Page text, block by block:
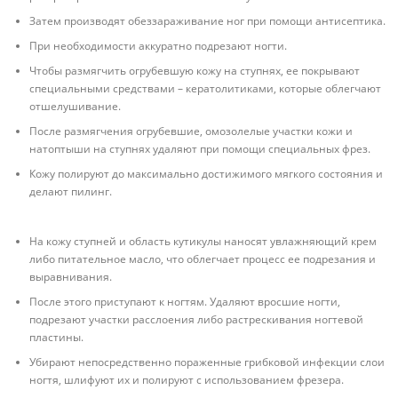
Затем производят обеззараживание ног при помощи антисептика.
При необходимости аккуратно подрезают ногти.
Чтобы размягчить огрубевшую кожу на ступнях, ее покрывают
специальными средствами – кератолитиками, которые облегчают
отшелушивание.
После размягчения огрубевшие, омозолелые участки кожи и
натоптыши на ступнях удаляют при помощи специальных фрез.
Кожу полируют до максимально достижимого мягкого состояния и
делают пилинг.
На кожу ступней и область кутикулы наносят увлажняющий крем
либо питательное масло, что облегчает процесс ее подрезания и
выравнивания.
После этого приступают к ногтям. Удаляют вросшие ногти,
подрезают участки расслоения либо растрескивания ногтевой
пластины.
Убирают непосредственно пораженные грибковой инфекции слои
ногтя, шлифуют их и полируют с использованием фрезера.